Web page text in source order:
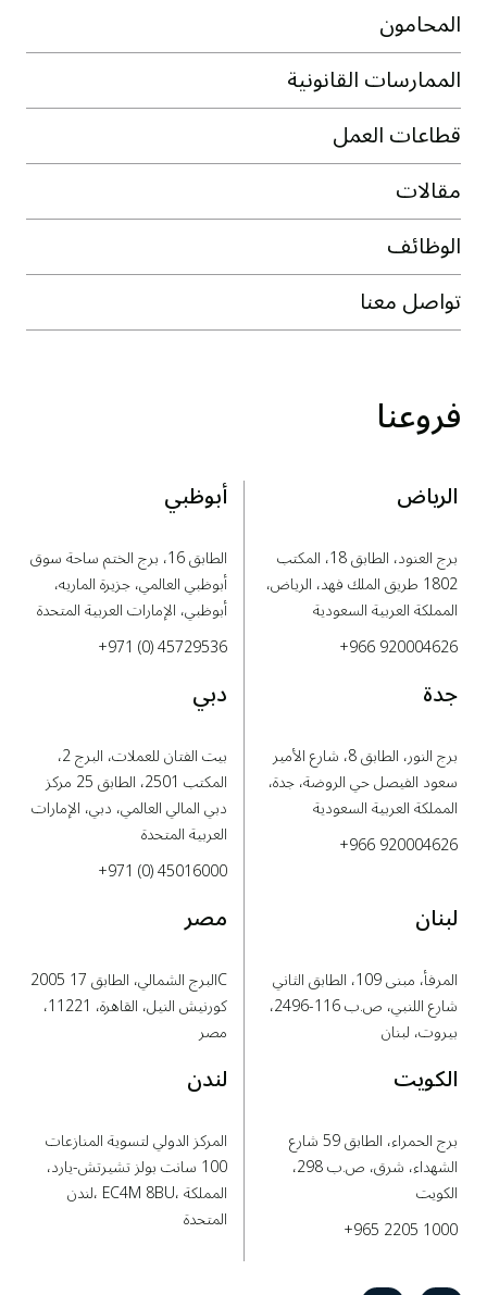
المحامون
الممارسات القانونية
قطاعات العمل
مقالات
الوظائف
تواصل معنا
فروعنا
الرياض
برج العنود، الطابق 18، المكتب
1802 طريق الملك فهد، الرياض،
المملكة العربية السعودية
+966 920004626
جدة
برج النور، الطابق 8، شارع الأمير
سعود الفيصل حي الروضة، جدة،
المملكة العربية السعودية
+966 920004626
أبوظبي
الطابق 16، برج الختم ساحة سوق
أبوظبي العالمي، جزيرة الماريه،
أبوظبي، الإمارات العربية المتحدة
+971 (0) 45729536
دبي
بيت الفتان للعملات، البرج 2،
المكتب 2501، الطابق 25 مركز
دبي المالي العالمي، دبي، الإمارات
العربية المتحدة
+971 (0) 45016000
لبنان
المرفأ، مبنى 109، الطابق الثاني
شارع اللنبي، ص.ب 116-2496،
بيروت، لبنان
الكويت
برج الحمراء، الطابق 59 شارع
الشهداء، شرق، ص.ب 298،
الكويت
+965 2205 1000
مصر
البرج الشمالي، الطابق 17 2005C
كورنيش النيل، القاهرة، 11221،
مصر
لندن
المركز الدولي لتسوية المنازعات
100 سانت بولز تشيرتش-يارد،
لندن، EC4M 8BU، المملكة
المتحدة